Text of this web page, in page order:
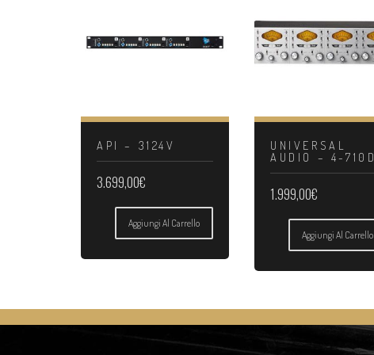
API – 3124V
3.699,00€
Aggiungi Al Carrello
UNIVERSAL
AUDIO – 4-710D
1.999,00€
Aggiungi Al Carrello